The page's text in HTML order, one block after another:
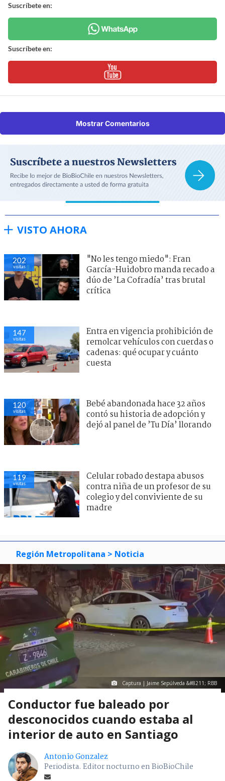
Suscríbete en:
Suscríbete en:
Mostrar Comentarios
VISTO AHORA
202
visitas
"No les tengo miedo": Fran
García-Huidobro manda recado a
dúo de ’La Cofradía’ tras brutal
crítica
147
visitas
Entra en vigencia prohibición de
remolcar vehículos con cuerdas o
cadenas: qué ocupar y cuánto
cuesta
120
visitas
Bebé abandonada hace 32 años
contó su historia de adopción y
dejó al panel de ’Tu Día’ llorando
119
visitas
Celular robado destapa abusos
contra niña de un profesor de su
colegio y del conviviente de su
madre
Región Metropolitana > Noticia
Captura | Jaime Sepúlveda &#8211; RBB
Conductor fue baleado por
desconocidos cuando estaba al
interior de auto en Santiago
Antonio Gonzalez
Periodista. Editor nocturno en BioBioChile